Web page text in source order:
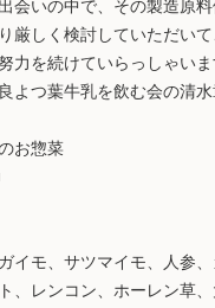
会いの中で、その製造原
厳しく検討していただい
力を続けていらっしゃいま
よつ葉牛乳を飲む会の清水
お惣菜
イモ、サツマイモ、人参、
、レンコン、ホーレン草